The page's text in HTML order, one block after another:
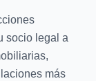
socio legal a
más